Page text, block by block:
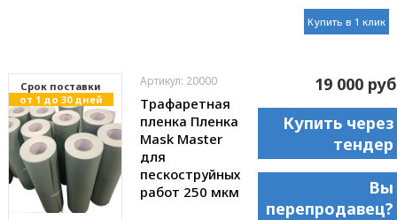
Купить в 1 клик
Cрок поставки
от 1 до 30 дней
Артикул: 20000
Трафаретная
пленка Пленка
Mask Master
для
пескоструйных
работ 250 мкм
19 000
Купить через
тендер
Вы
перепродавец?